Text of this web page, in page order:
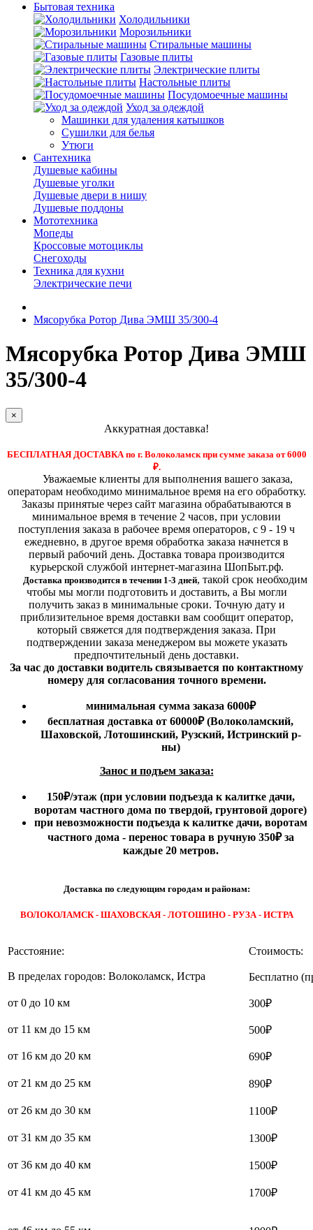
Бытовая техника
Холодильники
Морозильники
Стиральные машины
Газовые плиты
Электрические плиты
Настольные плиты
Посудомоечные машины
Уход за одеждой
Машинки для удаления катышков
Сушилки для белья
Утюги
Сантехника
Душевые кабины
Душевые уголки
Душевые двери в нишу
Душевые поддоны
Мототехника
Мопеды
Кроссовые мотоциклы
Снегоходы
Техника для кухни
Электрические печи
Мясорубка Ротор Дива ЭМШ 35/300-4
Мясорубка Ротор Дива ЭМШ
35/300-4
×
Аккуратная доставка!
БЕСПЛАТНАЯ ДОСТАВКА по г. Волоколамск при сумме заказа от 6000
₽.
Уважаемые клиенты для выполнения вашего заказа,
операторам необходимо минимальное время на его обработку.
Заказы принятые через сайт магазина обрабатываются в
минимальное время в течение 2 часов, при условии
поступления заказа в рабочее время операторов, с 9 - 19 ч
ежедневно, в другое время обработка заказа начнется в
первый рабочий день. Доставка товара производится
курьерской службой интернет-магазина ШопБыт.рф.
Доставка производится в течении 1-3 дней, такой срок необходим
чтобы мы могли подготовить и доставить, а Вы могли
получить заказ в минимальные сроки. Точную дату и
приблизительное время доставки вам сообщит оператор,
который свяжется для подтверждения заказа. При
подтверждении заказа менеджером вы можете указать
предпочтительный день доставки.
За час до доставки водитель связывается по контактному
номеру для согласования точного времени.
минимальная сумма заказа 6000₽
бесплатная доставка от 60000₽ (Волоколамский,
Шаховской, Лотошинский, Рузский, Истринский р-
ны)
Занос и подъем заказа:
150₽/этаж(при условии подъезда к калитке дачи,
воротам частного дома по твердой, грунтовой дороге)
при невозможности подъезда к калитке дачи, воротам
частного дома - перенос товара в ручную 350₽ за
каждые 20 метров.
Доставка по следующим городам и районам:
ВОЛОКОЛАМСК - ШАХОВСКАЯ - ЛОТОШИНО - РУЗА - ИСТРА
Расстояние: Стоимость:
В пределах городов: Волоколамск, Истра Бесплатно
от 0 до 10 км 300₽
от 11 км до 15 км 500₽
от 16 км до 20 км 690₽
от 21 км до 25 км 890₽
от 26 км до 30 км 1100₽
от 31 км до 35 км 1300₽
от 36 км до 40 км 1500₽
от 41 км до 45 км 1700₽